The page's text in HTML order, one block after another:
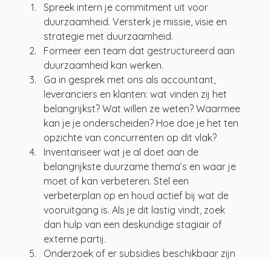
Spreek intern je commitment uit voor
duurzaamheid. Versterk je missie, visie en
strategie met duurzaamheid.
Formeer een team dat gestructureerd aan
duurzaamheid kan werken.
Ga in gesprek met ons als accountant,
leveranciers en klanten: wat vinden zij het
belangrijkst? Wat willen ze weten? Waarmee
kan je je onderscheiden? Hoe doe je het ten
opzichte van concurrenten op dit vlak?
Inventariseer wat je al doet aan de
belangrijkste duurzame thema’s en waar je
moet of kan verbeteren. Stel een
verbeterplan op en houd actief bij wat de
vooruitgang is. Als je dit lastig vindt, zoek
dan hulp van een deskundige stagiair of
externe partij.
Onderzoek of er subsidies beschikbaar zijn